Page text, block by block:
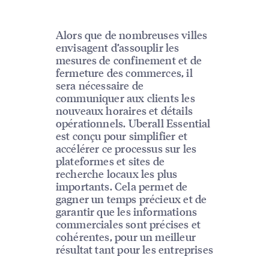
Alors que de nombreuses villes
envisagent d’assouplir les
mesures de confinement et de
fermeture des commerces, il
sera nécessaire de
communiquer aux clients les
nouveaux horaires et détails
opérationnels. Uberall Essential
est conçu pour simplifier et
accélérer ce processus sur les
plateformes et sites de
recherche locaux les plus
importants. Cela permet de
gagner un temps précieux et de
garantir que les informations
commerciales sont précises et
cohérentes, pour un meilleur
résultat tant pour les entreprises